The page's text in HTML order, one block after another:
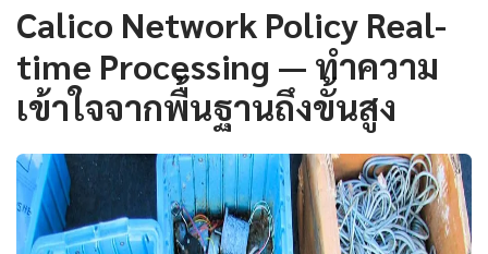
Calico Network Policy Real-
time Processing — ทำความ
เข้าใจจากพื้นฐานถึงขั้นสูง